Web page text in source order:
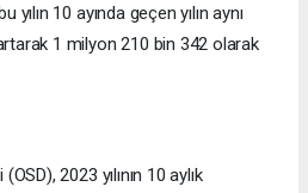
10 ayında geçen yılın aynı
1 milyon 210 bin 342 olarak
2023 yılının 10 aylık